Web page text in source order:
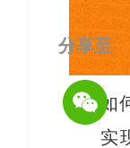
如
实
分享至